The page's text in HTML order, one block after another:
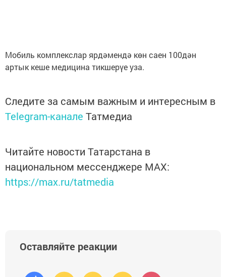
Мобиль комплекслар ярдәмендә көн саен 100дән
артык кеше медицина тикшерүе уза.
Следите за самым важным и интересным в
Telegram-канале Татмедиа
Читайте новости Татарстана в
национальном мессенджере MАХ:
https://max.ru/tatmedia
Оставляйте реакции